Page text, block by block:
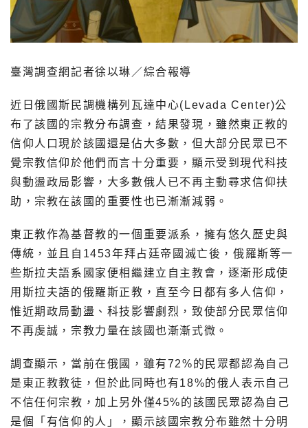
臺灣調查網記者徐以琳／綜合報導
近日俄國斯民調機構列瓦達中心(Levada Center)公
布了該國的宗教分布調查，結果發現，雖然東正教的
信仰人口現於該國還是佔大多數，但大部分民眾已不
覺宗教信仰於他們而言十分重要，顯示受到現代科技
與動盪政局影響，大多數俄人已不再主動尋求信仰扶
助，宗教在該國的重要性也已漸漸減弱。
東正教作為基督教的一個重要派系，擁有悠久歷史與
傳統，並且自1453年拜占廷帝國滅亡後，俄羅斯等一
些斯拉夫語系國家便相繼建立自主教會，逐漸形成使
用斯拉夫語的俄羅斯正教，直至今日都有多人信仰，
惟近期政局動盪、科技影響劇烈，致使部分民眾信仰
不再虔誠，宗教力量在該國也漸漸式微。
調查顯示，當前在俄國，雖有72%的民眾都認為自己
是東正教教徒，但於此同時也有18%的俄人表示自己
不信任何宗教，加上另外僅45%的該國民眾認為自己
是個「有信仰的人」，顯示該國宗教分布雖然十分明